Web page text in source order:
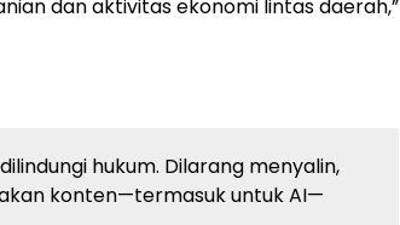
dan aktivitas ekonomi lintas daerah,”
hukum. Dilarang menyalin,
konten—termasuk untuk AI—